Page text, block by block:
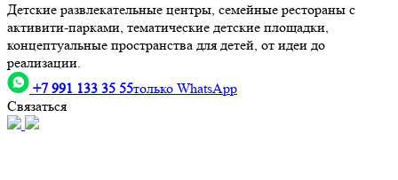
Детские развлекательные центры, семейные рестораны с
активити-парками, тематические детские площадки,
концептуальные пространства для детей, от идеи до
реализации.
+7 991 133 35 55только WhatsApp
Связаться